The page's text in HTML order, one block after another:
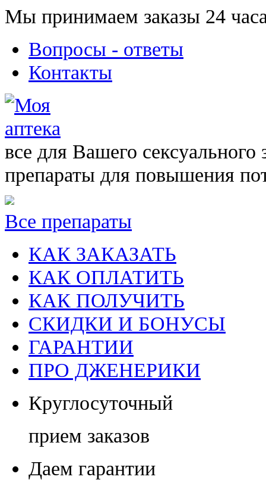
Мы принимаем заказы 24
Вопросы - ответы
Контакты
все для Вашего сексуального
препараты для повышения
Все препараты
КАК ЗАКАЗАТЬ
КАК ОПЛАТИТЬ
КАК ПОЛУЧИТЬ
СКИДКИ И БОНУСЫ
ГАРАНТИИ
ПРО ДЖЕНЕРИКИ
Круглосуточный
прием заказов
Даем гарантии